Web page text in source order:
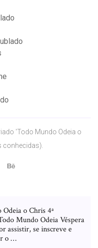
'Todo Mundo Odeia o
o Chris 4ª
Mundo Odeia Véspera
assistir, se inscreve e
o …